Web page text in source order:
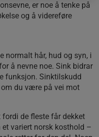
er noe å tenke på
og å videreføre
normalt hår, hud og syn, i
å nevne noe. Sink bidrar
funksjon. Sinktilskudd
du være på vei mot
de fleste får dekket
variert norsk kosthold –